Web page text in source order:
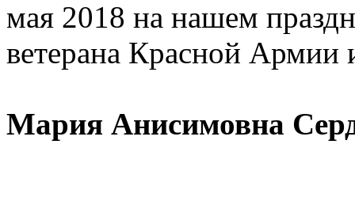
мая 2018 на нашем
ветерана Красной Армии
Мария Анисимовна